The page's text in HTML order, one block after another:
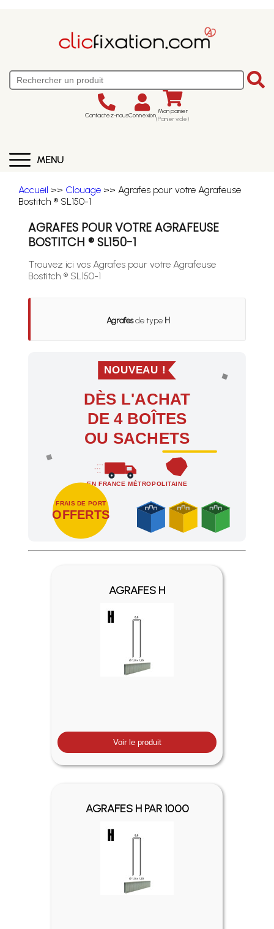
Contactez-nousConnexion Mon panier
(Panier vide)
MENU
Accueil >> Clouage >> Agrafes pour votre Agrafeuse
Bostitch ® SL150-1
AGRAFES POUR VOTRE AGRAFEUSE
BOSTITCH ® SL150-1
Trouvez ici vos Agrafes pour votre Agrafeuse
Bostitch ® SL150-1
Agrafesde type H
NOUVEAU !
DÈS L'ACHAT
DE 4 BOÎTES
OU SACHETS
EN FRANCE MÉTROPOLITAINE
FRAIS DE PORT
OFFERTS
Profitez des Frais de port offerts en France
AGRAFES H
Voir le produit
AGRAFES H PAR 1000